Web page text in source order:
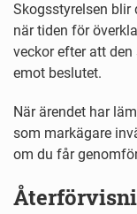
Skogsstyrelsen blir
när tiden för
veckor efter att
emot beslutet.
När ärendet har
som markägare
om du får